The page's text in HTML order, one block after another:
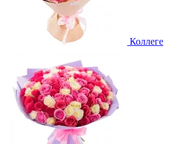
Коллеге